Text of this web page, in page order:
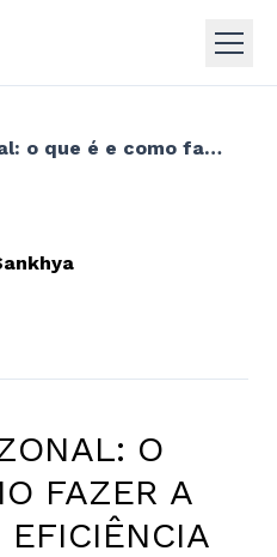
Estoque sazonal: o que é e como fazer a gestão com eficiência
O
FAZER A
EFICIÊNCIA